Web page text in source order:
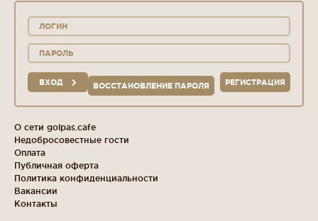
ВХОД РЕГИСТРАЦИЯ
ВОССТАНОВЛЕНИЕ ПАРОЛЯ
О сети golpas.cafe
Недобросовестные гости
Оплата
Публичная оферта
Политика конфиденциальности
Вакансии
Контакты